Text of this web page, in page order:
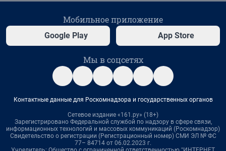
Мобильное приложение
Google Play App Store
Мы в соцсетях
Контактные данные для Роскомнадзора и государственных органов
Сетевое издание «161.ру» (18+)
Зарегистрировано Федеральной службой по надзору в сфере связи,
информационных технологий и массовых коммуникаций (Роскомнадзор)
Свидетельство о регистрации (Регистрационный номер) СМИ ЭЛ № ФС
77– 84714 от 06.02.2023 г.